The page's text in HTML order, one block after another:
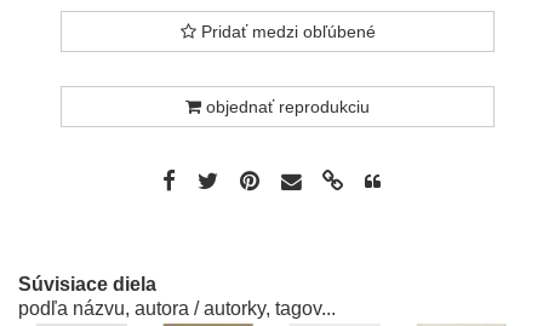
Pridať medzi obľúbené
objednať reprodukciu
Súvisiace diela
podľa názvu, autora / autorky, tagov...